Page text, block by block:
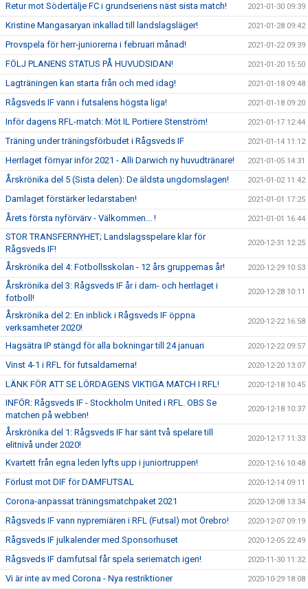
Retur mot Södertälje FC i grundseriens näst sista match! 2021-01-30 09:39
Kristine Mangasaryan inkallad till landslagsläger! 2021-01-28 09:42
Provspela för herr-juniorerna i februari månad! 2021-01-22 09:39
FÖLJ PLANENS STATUS PÅ HUVUDSIDAN! 2021-01-20 15:50
Lagträningen kan starta från och med idag! 2021-01-18 09:48
Rågsveds IF vann i futsalens högsta liga! 2021-01-18 09:20
Inför dagens RFL-match: Möt IL Portiere Stenström! 2021-01-17 12:44
Träning under träningsförbudet i Rågsveds IF 2021-01-14 11:12
Herrlaget förnyar inför 2021 - Alli Darwich ny huvudtränare! 2021-01-05 14:31
Årskrönika del 5 (Sista delen): De äldsta ungdomslagen! 2021-01-02 11:42
Damlaget förstärker ledarstaben! 2021-01-01 17:25
Årets första nyförvärv - Välkommen... ! 2021-01-01 16:44
STOR TRANSFERNYHET; Landslagsspelare klar för
Rågsveds IF!
2020-12-31 12:25
Årskrönika del 4: Fotbollsskolan - 12 års gruppernas år! 2020-12-29 10:53
Årskrönika del 3: Rågsveds IF år i dam- och herrlaget i
fotboll!
2020-12-28 10:11
Årskrönika del 2: En inblick i Rågsveds IF öppna
verksamheter 2020!
2020-12-22 16:58
Hagsätra IP stängd för alla bokningar till 24 januari 2020-12-22 09:57
Vinst 4-1 i RFL för futsaldamerna! 2020-12-20 13:07
LÄNK FÖR ATT SE LÖRDAGENS VIKTIGA MATCH I RFL! 2020-12-18 10:45
INFÖR: Rågsveds IF - Stockholm United i RFL. OBS Se
matchen på webben!
2020-12-18 10:37
Årskrönika del 1: Rågsveds IF har sänt två spelare till
elitnivå under 2020!
2020-12-17 11:33
Kvartett från egna leden lyfts upp i juniortruppen! 2020-12-16 10:48
Förlust mot DIF för DAMFUTSAL 2020-12-14 09:11
Corona-anpassat träningsmatchpaket 2021 2020-12-08 13:34
Rågsveds IF vann nypremiären i RFL (Futsal) mot Örebro! 2020-12-07 09:19
Rågsveds IF julkalender med Sponsorhuset 2020-12-05 22:49
Rågsveds IF damfutsal får spela seriematch igen! 2020-11-30 11:32
Vi är inte av med Corona - Nya restriktioner 2020-10-29 18:08